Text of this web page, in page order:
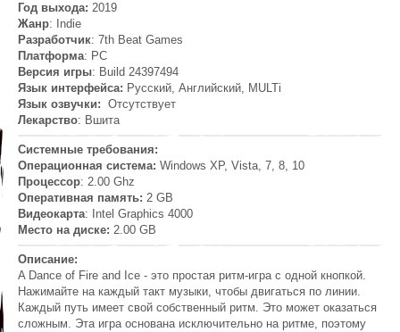
Год выхода: 2019
Жанр: Indie
Разработчик: 7th Beat Games
Платформа: PC
Версия игры: Build 24397494
Язык интерфейса: Русский, Английский, MULTi
Язык озвучки: Отсутствует
Лекарство: Вшита
Системные требования:
Операционная система: Windows XP, Vista, 7, 8, 10
Процессор: 2.00 Ghz
Оперативная память: 2 GB
Видеокарта: Intel Graphics 4000
Место на диске: 2.00 GB
Описание:
A Dance of Fire and Ice - это простая ритм-игра с одной кнопкой.
Нажимайте на каждый такт музыки, чтобы двигаться по линии.
Каждый путь имеет свой собственный ритм. Это может оказаться
сложным. Эта игра основана исключительно на ритме, поэтому